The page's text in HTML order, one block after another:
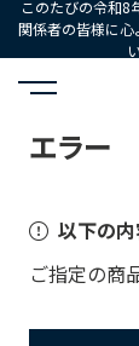
このたびの令和8
関係者の皆様に
HOME
エラー
以下の
ご指定の商